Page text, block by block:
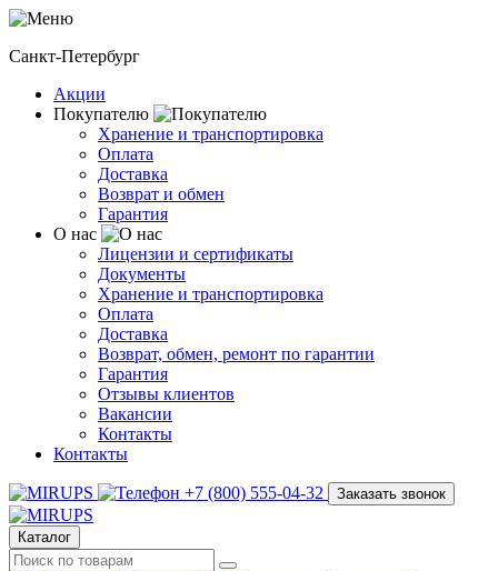
Санкт-Петербург
Акции
Покупателю
Хранение и транспортировка
Оплата
Доставка
Возврат и обмен
Гарантия
О нас
Лицензии и сертификаты
Документы
Хранение и транспортировка
Оплата
Доставка
Возврат, обмен, ремонт по гарантии
Гарантия
Отзывы клиентов
Вакансии
Контакты
Контакты
+7 (800) 555-04-32 Заказать звонок
Каталог